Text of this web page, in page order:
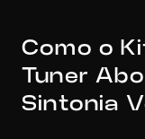
Como o
Tuner
Sintonia